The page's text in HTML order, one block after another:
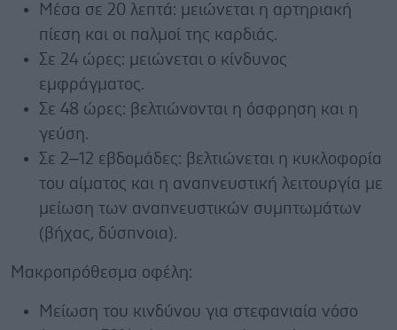
Μέσα σε 20 λεπτά: μειώνεται η αρτηριακή
πίεση και οι παλμοί της καρδιάς.
Σε 24 ώρες: μειώνεται ο κίνδυνος
εμφράγματος.
Σε 48 ώρες: βελτιώνονται η όσφρηση και η
γεύση.
Σε 2–12 εβδομάδες: βελτιώνεται η κυκλοφορία
του αίματος και η αναπνευστική λειτουργία με
μείωση των αναπνευστικών συμπτωμάτων
(βήχας, δύσπνοια).
Μακροπρόθεσμα οφέλη:
Μείωση του κινδύνου για στεφανιαία νόσο